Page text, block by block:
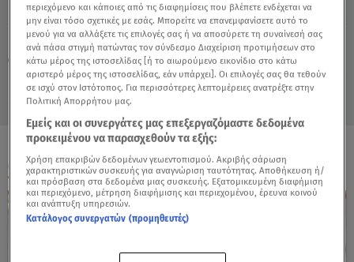
Παρασκευή 7 Αυγούστου 2026
21.03.22, 18:40 ΕΛΛΑΔΑ
ΟΛΑ ΤΑ ΒΙΝΤΕΟ
περιεχόμενο και κάποιες από τις διαφημίσεις που βλέπετε ενδέχεται να
μην είναι τόσο σχετικές με εσάς. Μπορείτε να επανεμφανίσετε αυτό το
μενού για να αλλάξετε τις επιλογές σας ή να αποσύρετε τη συναίνεσή σας
ανά πάσα στιγμή πατώντας τον σύνδεσμο Διαχείριση προτιμήσεων στο
κάτω μέρος της ιστοσελίδας [ή το αιωρούμενο εικονίδιο στο κάτω
αριστερό μέρος της ιστοσελίδας, εάν υπάρχει]. Οι επιλογές σας θα τεθούν
σε ισχύ στον Ιστότοπος. Για περισσότερες λεπτομέρειες ανατρέξτε στην
Πολιτική Απορρήτου μας.
Εμείς και οι συνεργάτες μας επεξεργαζόμαστε δεδομένα
προκειμένου να παρασχεθούν τα εξής:
Χρήση επακριβών δεδομένων γεωεντοπισμού. Ακριβής σάρωση
χαρακτηριστικών συσκευής για αναγνώριση ταυτότητας. Αποθήκευση ή/
και πρόσβαση στα δεδομένα μιας συσκευής. Εξατομικευμένη διαφήμιση
και περιεχόμενο, μέτρηση διαφήμισης και περιεχομένου, έρευνα κοινού
και ανάπτυξη υπηρεσιών.
Κατάλογος συνεργατών (προμηθευτές)